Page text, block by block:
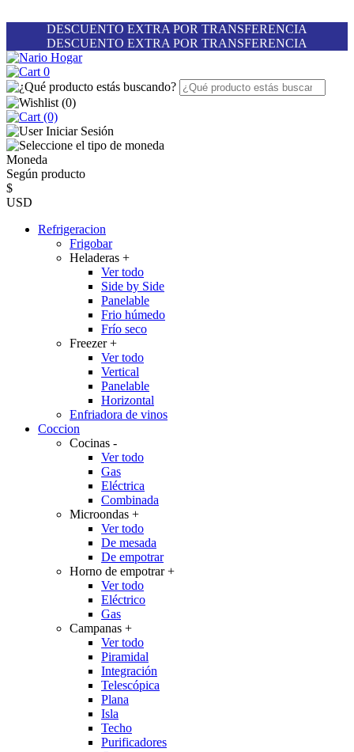
DESCUENTO EXTRA POR TRANSFERENCIA
DESCUENTO EXTRA POR TRANSFERENCIA
0
(0)
(0)
Iniciar Sesión
Moneda
Según producto
$
USD
Refrigeracion
Frigobar
Heladeras +
Ver todo
Side by Side
Panelable
Frio húmedo
Frío seco
Freezer+
Ver todo
Vertical
Panelable
Horizontal
Enfriadora de vinos
Coccion
Cocinas -
Ver todo
Gas
Eléctrica
Combinada
Microondas +
Ver todo
De mesada
De empotrar
Horno de empotrar+
Ver todo
Eléctrico
Gas
Campanas +
Ver todo
Piramidal
Integración
Telescópica
Plana
Isla
Techo
Purificadores